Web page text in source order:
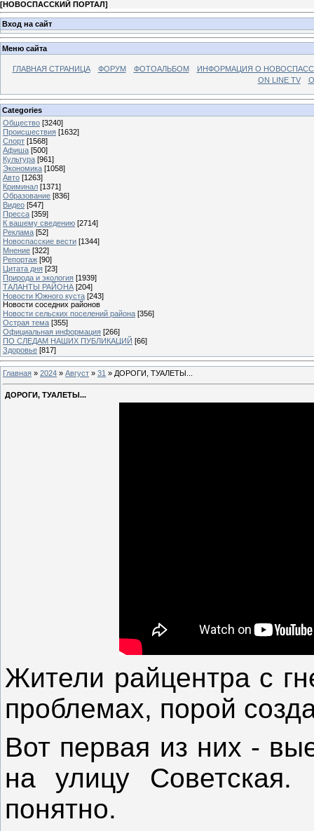
[НОВОСПАССКИЙ ПОРТАЛ]
Вход на сайт
Меню сайта
ГЛАВНАЯ СТРАНИЦА ФОРУМ ФОТОАЛЬБОМ
ИНФОРМАЦИЯ О
ON LINE TV
Categories
Общество [3240]
Происшествия [1632]
Спорт [1568]
Афиша [500]
Культура [961]
Экономика [1058]
Авто [1263]
Криминал [1371]
Образование [836]
Видео [547]
Пресса [359]
К вашему сведению [2714]
Реклама [52]
Новоспасские вести [1344]
Мнение [322]
Репортаж [90]
Цитата дня [23]
Природа и экология [1939]
ТАЛАНТЫ РАЙОНА [204]
Новости Южного куста [243]
Новости соседних районов
Новости сельских поселений района [356]
Острая тема [355]
Официальная информация [266]
ПО СЛЕДАМ НАШИХ ПУБЛИКАЦИЙ [66]
Здоровье [817]
Главная » 2024 » Август » 31 » ДОРОГИ, ТУАЛЕТЫ...
ДОРОГИ, ТУАЛЕТЫ...
Жители райцентра с
проблемах, порой
Вот первая из них -
на улицу
понятно.